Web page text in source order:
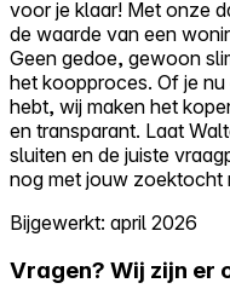
voor je klaar! Met onze
de waarde van een
Geen gedoe, gewoon
het koopproces. Of je
hebt, wij maken het
en transparant. Laat
sluiten en de juiste
nog met jouw zoektocht
Bijgewerkt: april 2026
Vragen? Wij zijn er